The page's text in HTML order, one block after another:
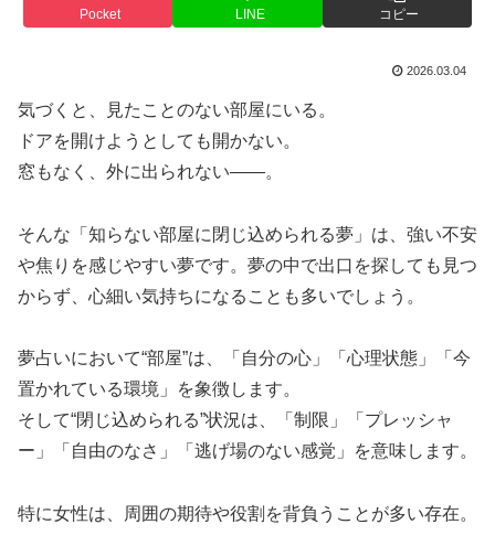
Pocket LINE コピー
2026.03.04
気づくと、見たことのない部屋にいる。
ドアを開けようとしても開かない。
窓もなく、外に出られない――。
そんな「知らない部屋に閉じ込められる夢」は、強い不安
や焦りを感じやすい夢です。夢の中で出口を探しても見つ
からず、心細い気持ちになることも多いでしょう。
夢占いにおいて“部屋”は、「自分の心」「心理状態」「今
置かれている環境」を象徴します。
そして“閉じ込められる”状況は、「制限」「プレッシャ
ー」「自由のなさ」「逃げ場のない感覚」を意味します。
特に女性は、周囲の期待や役割を背負うことが多い存在。